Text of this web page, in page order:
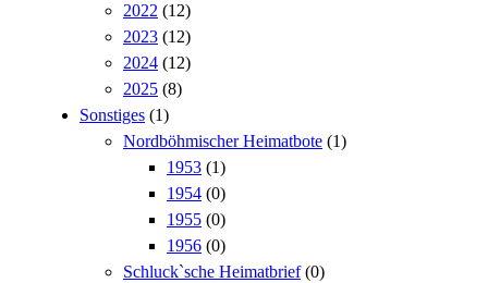
2022 (12)
2023 (12)
2024 (12)
2025 (8)
Sonstiges (1)
Nordböhmischer Heimatbote (1)
1953 (1)
1954 (0)
1955 (0)
1956 (0)
Schluck`sche Heimatbrief (0)